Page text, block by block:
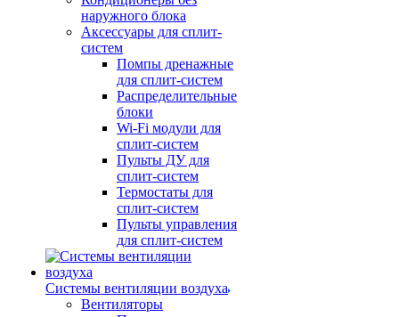
наружного блока
Аксессуары для сплит-
систем
Помпы дренажные
для сплит-систем
Распределительные
блоки
Wi-Fi модули для
сплит-систем
Пульты ДУ для
сплит-систем
Термостаты для
сплит-систем
Пульты управления
для сплит-систем
Системы вентиляции воздуха
Вентиляторы